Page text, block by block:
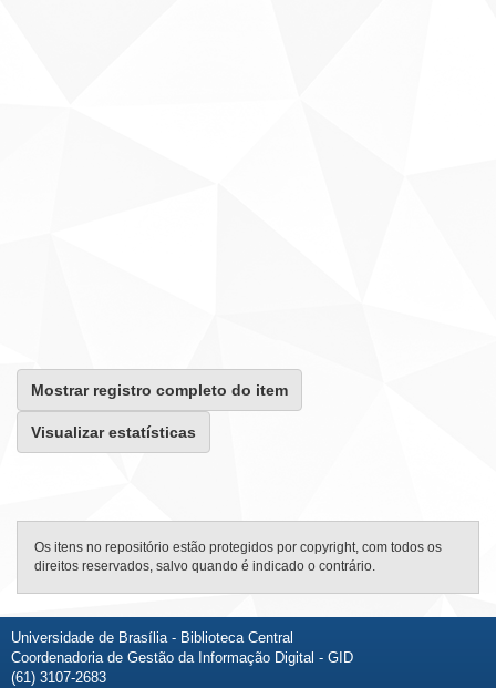
Mostrar registro completo do item
Visualizar estatísticas
Os itens no repositório estão protegidos por copyright, com todos os
direitos reservados, salvo quando é indicado o contrário.
Universidade de Brasília - Biblioteca Central
Coordenadoria de Gestão da Informação Digital - GID
(61) 3107-2683